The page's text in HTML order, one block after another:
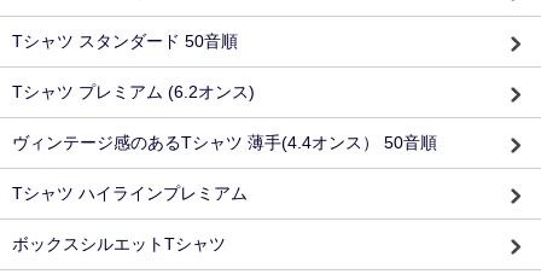
Tシャツ スタンダード 50音順
Tシャツ プレミアム (6.2オンス)
ヴィンテージ感のあるTシャツ 薄手(4.4オンス） 50音順
Tシャツ ハイラインプレミアム
ボックスシルエットTシャツ